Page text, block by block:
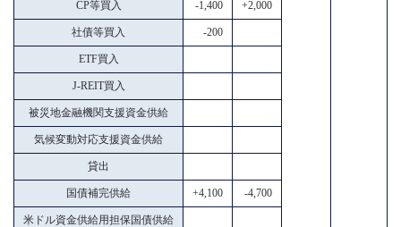
CP等買入 -1,400 +2,000
社債等買入 -200
ETF買入
J-REIT買入
被災地金融機関支援資金供給
気候変動対応支援資金供給
貸出
国債補完供給 +4,100 -4,700
米ドル資金供給用担保国債供給